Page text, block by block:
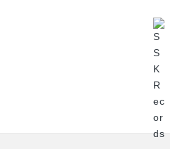
S
S
K
R
e
Alle
von
an
Ort